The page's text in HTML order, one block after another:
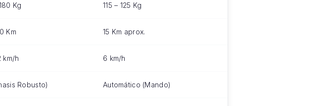
Kg 115 – 125 Kg
Km 15 Km aprox.
km/h 6 km/h
Robusto) Automático (Mando)